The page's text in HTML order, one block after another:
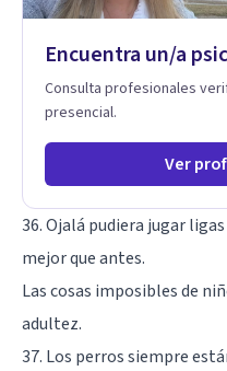
Encuentra un/a
Consulta profesionales
presencial.
Ver
36. Ojalá pudiera jugar
mejor que antes.
Las cosas imposibles de
adultez.
37. Los perros siempre